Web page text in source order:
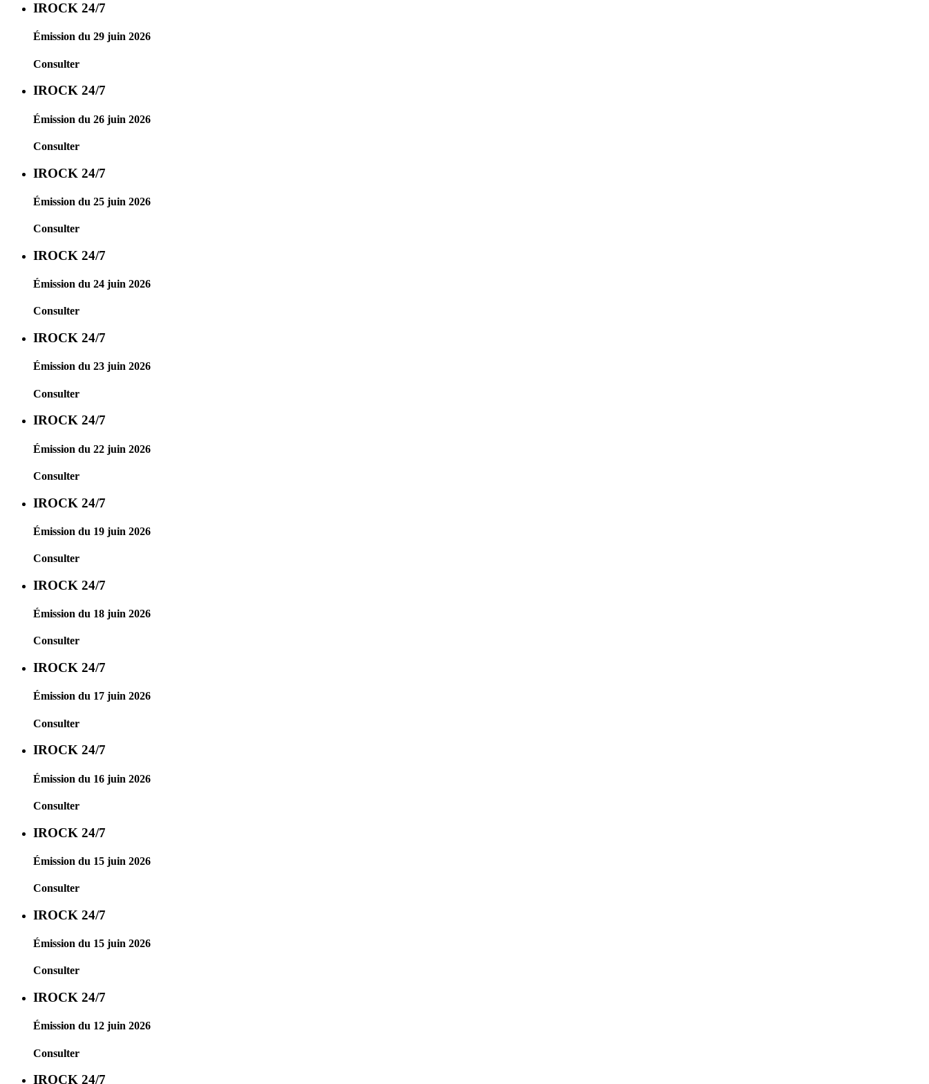
IROCK 24/7
Émission du 29 juin 2026
Consulter
IROCK 24/7
Émission du 26 juin 2026
Consulter
IROCK 24/7
Émission du 25 juin 2026
Consulter
IROCK 24/7
Émission du 24 juin 2026
Consulter
IROCK 24/7
Émission du 23 juin 2026
Consulter
IROCK 24/7
Émission du 22 juin 2026
Consulter
IROCK 24/7
Émission du 19 juin 2026
Consulter
IROCK 24/7
Émission du 18 juin 2026
Consulter
IROCK 24/7
Émission du 17 juin 2026
Consulter
IROCK 24/7
Émission du 16 juin 2026
Consulter
IROCK 24/7
Émission du 15 juin 2026
Consulter
IROCK 24/7
Émission du 15 juin 2026
Consulter
IROCK 24/7
Émission du 12 juin 2026
Consulter
IROCK 24/7